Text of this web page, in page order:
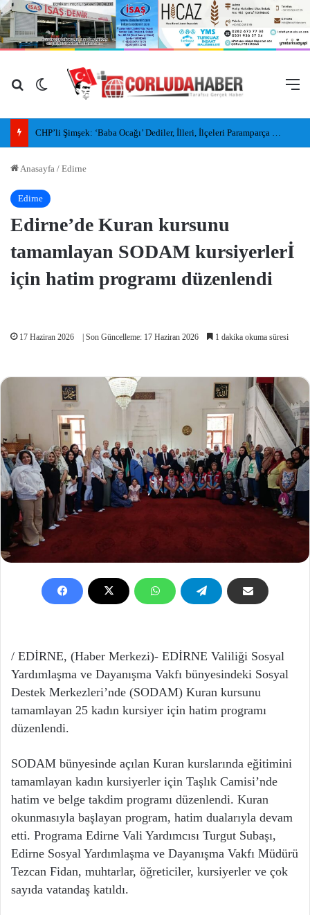
Arama yap ...
Dış görünümü değiştir
Anasayfa / Edirne
Edirne
Edirne’de Kuran kursunu
tamamlayan SODAM kursiyerlerİ
için hatim programı düzenlendi
17 Haziran 2026 | Son Güncelleme: 17 Haziran 2026 1 dakika okuma süresi
/ EDİRNE, (Haber Merkezi)- EDİRNE Valiliği Sosyal
Yardımlaşma ve Dayanışma Vakfı bünyesindeki Sosyal
Destek Merkezleri’nde (SODAM) Kuran kursunu
tamamlayan 25 kadın kursiyer için hatim programı
düzenlendi.
SODAM bünyesinde açılan Kuran kurslarında eğitimini
tamamlayan kadın kursiyerler için Taşlık Camisi’nde
hatim ve belge takdim programı düzenlendi. Kuran
okunmasıyla başlayan program, hatim dualarıyla devam
etti. Programa Edirne Vali Yardımcısı Turgut Subaşı,
Edirne Sosyal Yardımlaşma ve Dayanışma Vakfı Müdürü
Tezcan Fidan, muhtarlar, öğreticiler, kursiyerler ve çok
sayıda vatandaş katıldı.